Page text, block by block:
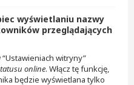
wyświetlaniu nazwy
przeglądających
witryny”
online. Włącz tę funkcję,
będzie wyświetlana tylko